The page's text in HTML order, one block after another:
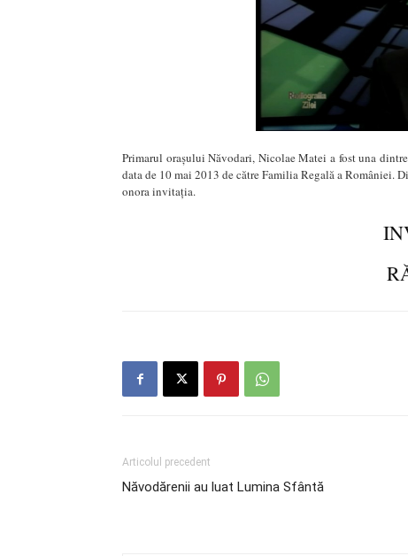
Primarul oraşului Năvodari, Nicolae Matei a fost una
data de 10 mai 2013 de către Familia Regală a
onora invitaţia.
Articolul precedent
Năvodărenii au luat Lumina Sfântă